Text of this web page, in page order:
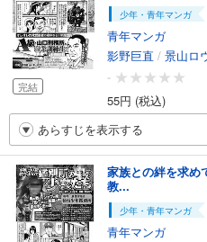
完結
少年・青年マンガ
青年マンガ
影野巨直 / 景山ロ
-
55円 (税込)
あらすじを表示する
家族との絆を求
教...
少年・青年マンガ
青年マンガ